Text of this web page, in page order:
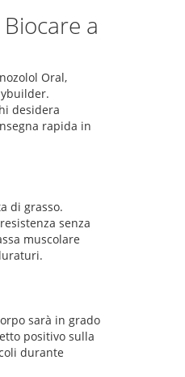
a
Oral,
desidera
rapida in
di grasso.
senza
muscolare
sarà in grado
positivo sulla
durante